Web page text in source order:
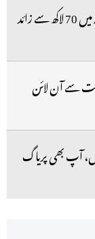
ووٹر لسٹ کا سب سے بڑا خطرہ ،تلنگانہ میں 70 لاکھ سے زائد
جائیدادوں کیلئے 19اگست سے آن لائن
آپ بھی پریاگ